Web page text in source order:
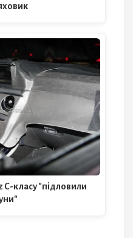
класу "підловили